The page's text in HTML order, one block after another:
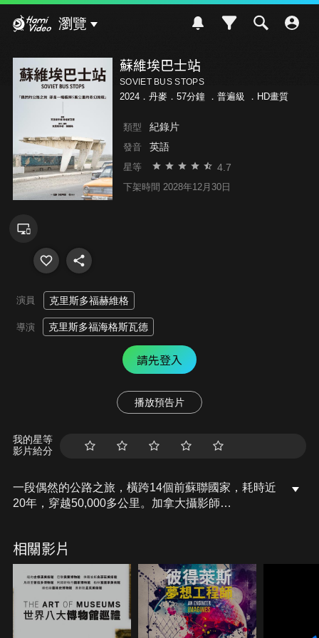
瀏覽
蘇維埃巴士站
SOVIET BUS STOPS
2024．丹麥．57分鐘 ． 普遍級 ．HD畫質
類型 紀錄片
發音 英語
星等 4.7
下架時間 2028年12月30日
演員 克里斯多福赫維格
導演 克里斯多福海格斯瓦德
請先登入
播放預告片
我的星等
影片給分
一段偶然的公路之旅，橫跨14個前蘇聯國家，耗時近
20年，穿越50,000多公里。加拿大攝影師
時期，建造了令人嘆為觀止的建築奇蹟，並讚揚他們
的創作精神，展現出不畏壓迫的創造力。
相關影片